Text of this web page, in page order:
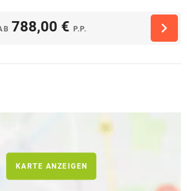
788,00 € P.P.
KARTE ANZEIGEN